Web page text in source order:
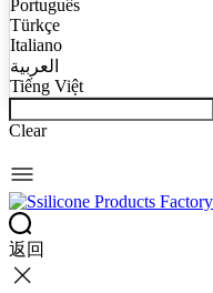
Português
Türkçe
Italiano
العربية
Tiếng Việt
Clear
返回